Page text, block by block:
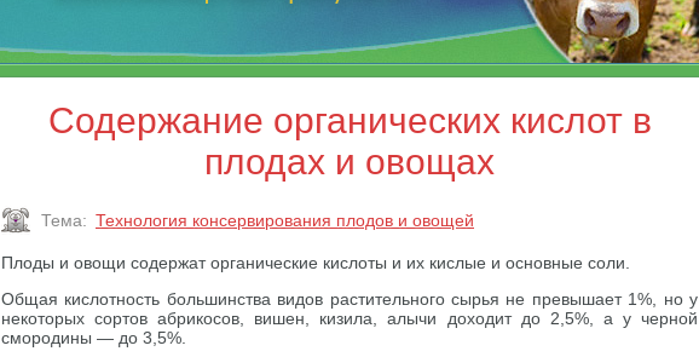
Содержание органических кислот в
плодах и овощах
Тема: Технология консервирования плодов и овощей
Плоды и овощи содержат органические кислоты и их кислые и основные соли.
Общая кислотность большинства видов растительного сырья не превышает 1%, но у
некоторых сортов абрикосов, вишен, кизила, алычи доходит до 2,5%, а у черной
смородины — до 3,5%.